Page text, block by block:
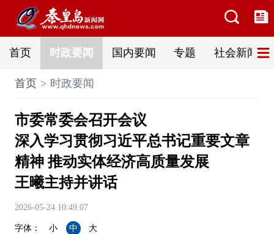
首页 时政要闻 国内要闻 专题 社会新闻
首页 时政要闻
市委常委会召开会议
深入学习贯彻习近平总书记重要文章
精神 推动实体经济高质量发展
王曦主持并讲话
2026-05-24 10:49:07
字体： 小 中 大